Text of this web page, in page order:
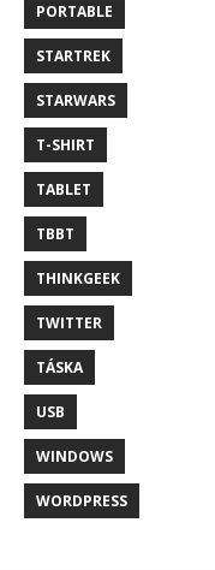
PORTABLE
STARTREK
STARWARS
T-SHIRT
TABLET
TBBT
THINKGEEK
TWITTER
TÁSKA
USB
WINDOWS
WORDPRESS